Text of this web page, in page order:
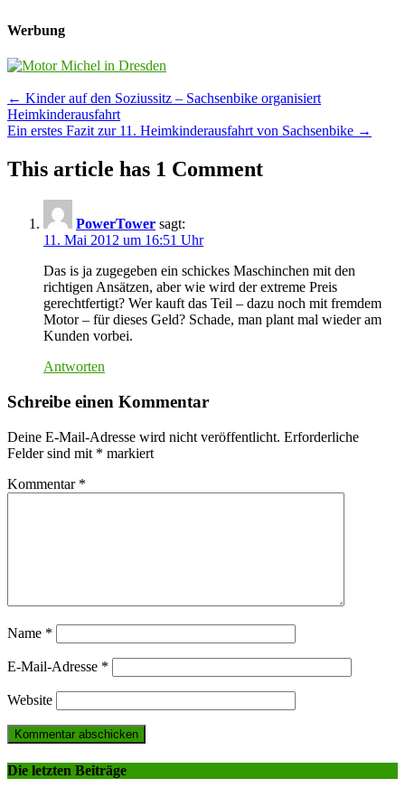
Werbung
Post
navigation
← Kinder auf den Soziussitz – Sachsenbike organisiert
Heimkinderausfahrt
Ein erstes Fazit zur 11. Heimkinderausfahrt von Sachsenbike →
This article has 1 Comment
PowerTower sagt:
11. Mai 2012 um 16:51 Uhr
Das is ja zugegeben ein schickes Maschinchen mit den
richtigen Ansätzen, aber wie wird der extreme Preis
gerechtfertigt? Wer kauft das Teil – dazu noch mit fremdem
Motor – für dieses Geld? Schade, man plant mal wieder am
Kunden vorbei.
Antworten
Schreibe einen Kommentar
Deine E-Mail-Adresse wird nicht veröffentlicht. Erforderliche
Felder sind mit * markiert
Kommentar *
Name *
E-Mail-Adresse *
Website
Die letzten Beiträge